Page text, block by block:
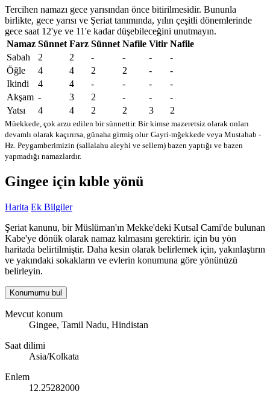
Tercihen namazı gece yarısından önce bitirilmesidir. Bununla
birlikte, gece yarısı ve Şeriat tanımında, yılın çeşitli dönemlerinde
gece saat 12'ye ve 11'e kadar düşebileceğini unutmayın.
Namaz Sünnet Farz Sünnet Nafile Vitir Nafile
Sabah
2 2 - - -
-
Öğle
4 4 2 2 -
-
Ikindi
4 4 - - -
-
Akşam - 3 2 - -
-
Yatsı
4 4 2 2 3 2
Müekkede, çok arzu edilen bir sünnettir. Bir kimse mazeretsiz olarak onları
devamlı olarak kaçırırsa, günaha girmiş olur Gayri-mğekkede veya Mustahab -
Hz. Peygamberimizin (sallalahu aleyhi ve sellem) bazen yaptığı ve bazen
yapmadığı namazlardır.
Gingee için kıble yönü
Harita Ek Bilgiler
Şeriat kanunu, bir Müslüman'ın Mekke'deki Kutsal Cami'de bulunan
Kabe'ye dönük olarak namaz kılmasını gerektirir. için bu yön
haritada belirtilmiştir. Daha kesin olarak belirlemek için, yakınlaştırın
ve yakındaki sokakların ve evlerin konumuna göre yönünüzü
belirleyin.
Konumumu bul
Mevcut konum
Gingee, Tamil Nadu, Hindistan
Saat dilimi
Asia/Kolkata
Enlem
12.25282000